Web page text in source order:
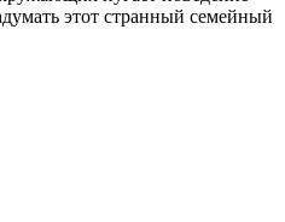
этот странный семейный